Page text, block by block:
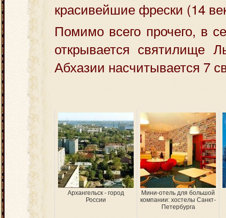
красивейшие фрески (14
Помимо всего прочего, в
открывается святилище
Абхазии насчитывается 7
Архангельск - город
России
Мини-отель для большой
компании: хостелы Санкт-
Петербурга